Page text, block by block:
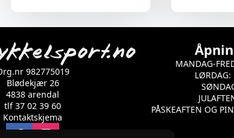
982775019
Blødekjær 26
4838 arendal
tlf 37 02 39 60
Kontaktskjema
MANDAG-
PÅSKEAFTEN OG